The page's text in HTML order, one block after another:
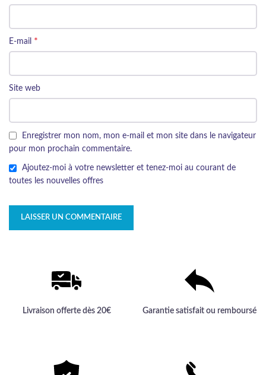
E-mail *
Site web
Enregistrer mon nom, mon e-mail et mon site dans le navigateur
pour mon prochain commentaire.
Ajoutez-moi à votre newsletter et tenez-moi au courant de
toutes les nouvelles offres
Livraison offerte dès 20€ Garantie satisfait ou remboursé